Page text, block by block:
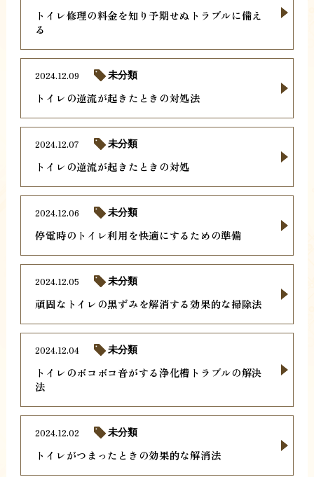
トイレ修理の料金を知り予期せぬトラブルに備え
る
トイレの逆流が起きたときの対処法
2024.12.09 未分類
トイレの逆流が起きたときの対処
2024.12.07 未分類
停電時のトイレ利用を快適にするための準備
2024.12.06 未分類
頑固なトイレの黒ずみを解消する効果的な掃除法
2024.12.05 未分類
トイレのボコボコ音がする浄化槽トラブルの解決
法
2024.12.04 未分類
トイレがつまったときの効果的な解消法
2024.12.02 未分類